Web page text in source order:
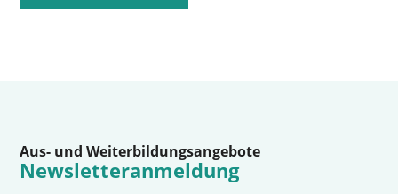
Aus- und Weiterbildungsangebote
Newsletteranmeldung